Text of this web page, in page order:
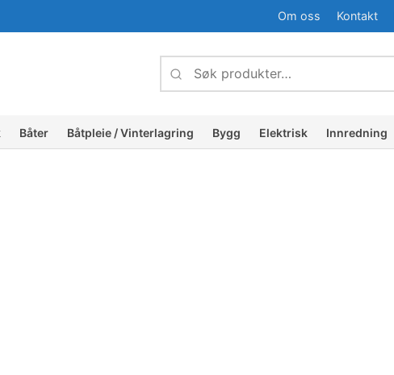
Om oss Kontakt
etter:
Narrow
category:
Båter Båtpleie / Vinterlagring Bygg Elektrisk Innredning